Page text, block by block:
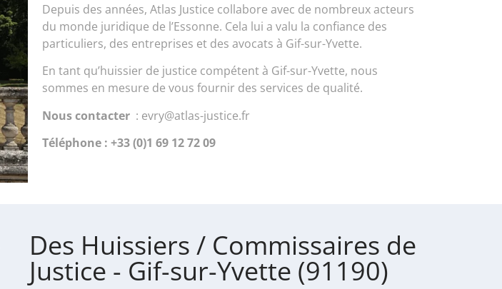
Depuis des années, Atlas Justice collabore avec de nombreux acteurs
du monde juridique de l’Essonne. Cela lui a valu la confiance des
particuliers, des entreprises et des avocats à Gif-sur-Yvette.
En tant qu’huissier de justice compétent à Gif-sur-Yvette, nous
sommes en mesure de vous fournir des services de qualité.
Nous contacter : evry@atlas-justice.fr
Téléphone : +33 (0)1 69 12 72 09
Des Huissiers / Commissaires de
Justice - Gif-sur-Yvette (91190)